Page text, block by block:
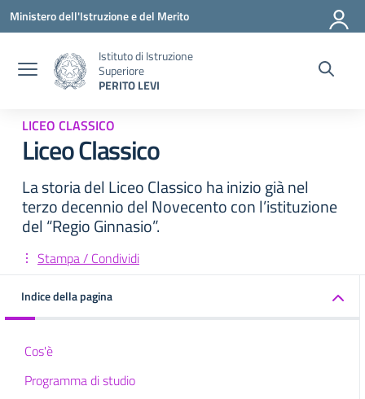
Vai ai contenuti
Vai al menu di navigazione
Vai al footer
Ministero dell'Istruzione e del Merito
Istituto di Istruzione
Superiore
PERITO LEVI
LICEO CLASSICO
Liceo Classico
La storia del Liceo Classico ha inizio già nel
terzo decennio del Novecento con l’istituzione
del “Regio Ginnasio”.
Stampa / Condividi
Indice della pagina
Cos'è
Programma di studio